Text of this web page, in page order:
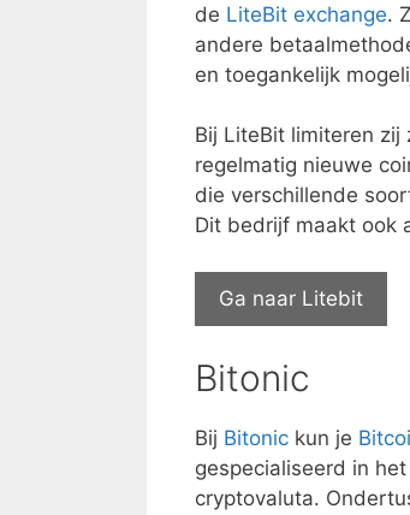
de LiteBit exchange.
andere
en toegankelijk
Bij LiteBit limiteren
regelmatig nieuwe
die verschillende
Dit bedrijf maakt ook
Ga naar Litebit
Bitonic
Bij Bitonic kun je
gespecialiseerd in
cryptovaluta.